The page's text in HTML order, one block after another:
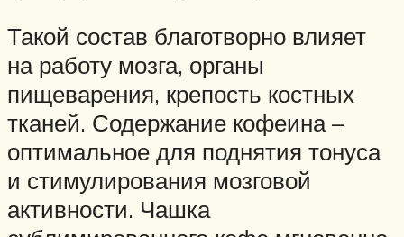
Такой состав благотворно влияет
на работу мозга, органы
пищеварения, крепость костных
тканей. Содержание кофеина –
оптимальное для поднятия тонуса
и стимулирования мозговой
активности. Чашка